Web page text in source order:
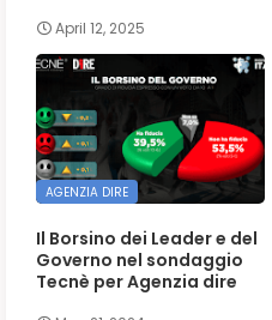
April 12, 2025
AGENZIA DIRE
Il Borsino dei Leader e del
Governo nel sondaggio
Tecnè per Agenzia dire